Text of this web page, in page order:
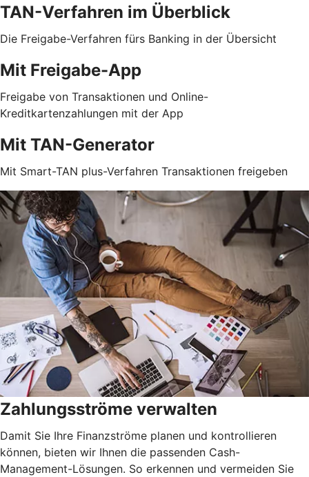
TAN-Verfahren im Überblick
Die Freigabe-Verfahren fürs Banking in der Übersicht
Mit Freigabe-App
Freigabe von Transaktionen und Online-
Kreditkartenzahlungen mit der App
Mit TAN-Generator
Mit Smart-TAN plus-Verfahren Transaktionen freigeben
Zahlungsströme verwalten
Damit Sie Ihre Finanzströme planen und kontrollieren
können, bieten wir Ihnen die passenden Cash-
Management-Lösungen. So erkennen und vermeiden Sie